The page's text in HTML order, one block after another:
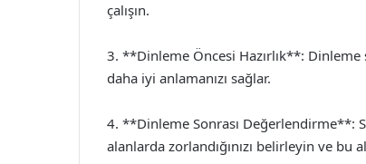
çalışın.
3. **Dinleme Öncesi Hazırlık**: Dinleme
daha iyi anlamanızı sağlar.
4. **Dinleme Sonrası Değerlendirme**:
alanlarda zorlandığınızı belirleyin ve bu